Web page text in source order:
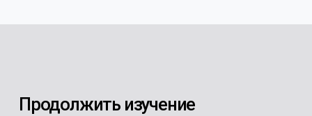
Продолжить изучение